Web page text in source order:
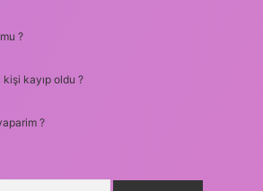
?
kayıp oldu ?
?